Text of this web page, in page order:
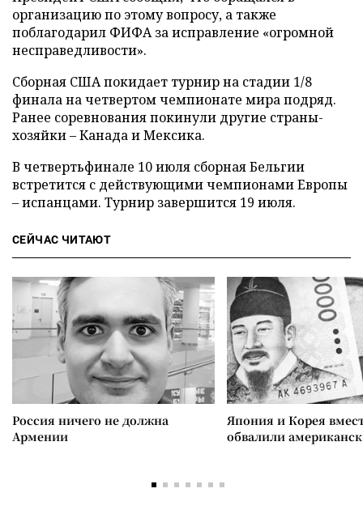
организацию по этому вопросу, а также
поблагодарил ФИФА за исправление «огромной
несправедливости».
Сборная США покидает турнир на стадии 1/8
финала на четвертом чемпионате мира подряд.
Ранее соревнования покинули другие страны-
хозяйки – Канада и Мексика.
В четвертьфинале 10 июля сборная Бельгии
встретится с действующими чемпионами Европы
– испанцами. Турнир завершится 19 июля.
СЕЙЧАС ЧИТАЮТ
Россия ничего не должна
Армении
Япония и Корея
обвалили